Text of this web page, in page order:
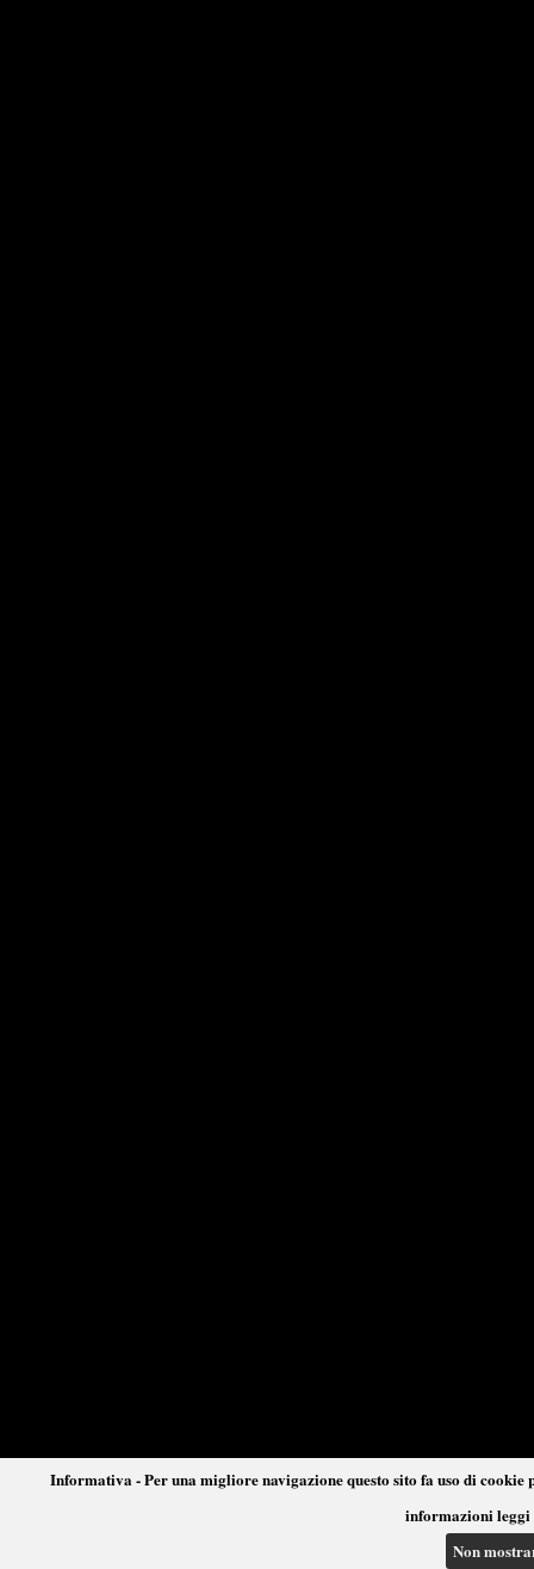
Informativa - Per una migliore navigazione questo sito fa uso di
informazioni leggi
Non